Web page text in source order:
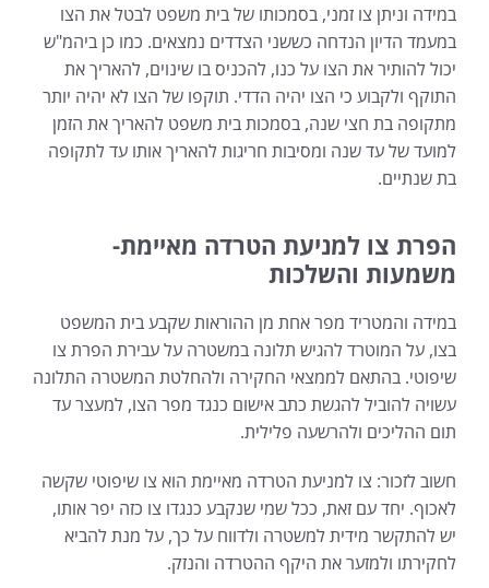
במידה וניתן צו זמני, בסמכותו של בית משפט לבטל את הצו
במעמד הדיון הנדחה כששני הצדדים נמצאים. כמו כן ביהמ"ש
יכול להותיר את הצו על כנו, להכניס בו שינוים, להאריך את
התוקף ולקבוע כי הצו יהיה הדדי. תוקפו של הצו לא יהיה יותר
מתקופה בת חצי שנה, בסמכות בית משפט להאריך את הזמן
למועד של עד שנה ומסיבות חריגות להאריך אותו עד לתקופה
בת שנתיים.
הפרת צו למניעת הטרדה מאיימת-
משמעות והשלכות
במידה והמטריד מפר אחת מן ההוראות שקבע בית המשפט
בצו, על המוטרד להגיש תלונה במשטרה על עבירת הפרת צו
שיפוטי. בהתאם לממצאי החקירה ולהחלטת המשטרה התלונה
עשויה להוביל להגשת כתב אישום כנגד מפר הצו, למעצר עד
תום ההליכים ולהרשעה פלילית.
חשוב לזכור: צו למניעת הטרדה מאיימת הוא צו שיפוטי שקשה
לאכוף. יחד עם זאת, ככל שמי שנקבע כנגדו צו כזה יפר אותו,
יש להתקשר מידית למשטרה ולדווח על כך, על מנת להביא
לחקירתו ולמזער את היקף ההטרדה והנזק.